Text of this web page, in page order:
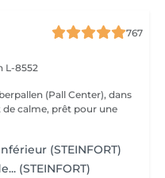
767
L-8552
(Pall Center), dans
calme, prêt pour une
(STEINFORT)
(STEINFORT)